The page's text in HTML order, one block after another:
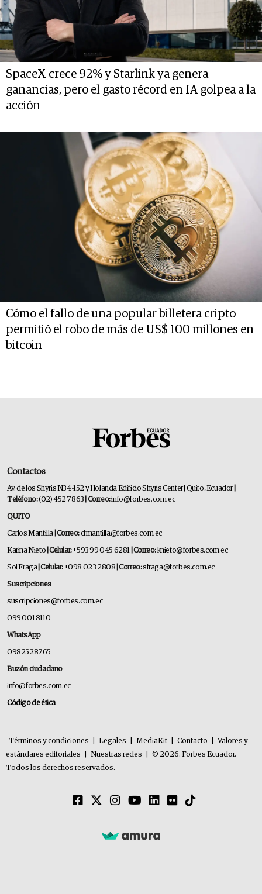
SpaceX crece 92% y Starlink ya genera
ganancias, pero el gasto récord en IA golpea a la
acción
Cómo el fallo de una popular billetera cripto
permitió el robo de más de US$ 100 millones en
bitcoin
Contactos
Av. de los Shyris N34-152 y Holanda Edificio Shyris Center | Quito, Ecuador
Teléfono:(02) 452 7863 | Correo:info@forbes.com.ec
QUITO
Carlos Mantilla | Correo:cfmantilla@forbes.com.ec
Karina Nieto | Celular:+593 99 045 6281 | Correo: knieto@forbes.com.ec
Sol Fraga | Celular:+098 023 2808 | Correo:sfraga@forbes.com.ec
Suscripciones
suscripciones@forbes.com.ec
099 001 8110
WhatsApp
0982528765
Buzón ciudadano
info@forbes.com.ec
Código de ética
Términos y condiciones Legales MediaKit Contacto
Valores y
estándares editoriales
Nuestras redes
© 2026. Forbes Ecuador.
Todos los derechos reservados.